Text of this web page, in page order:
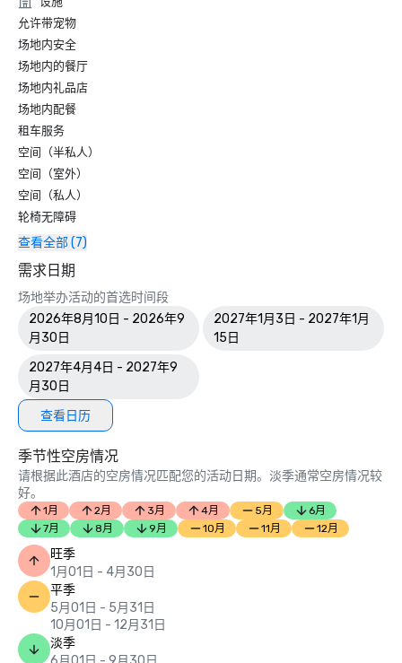
允许带宠物
场地内安全
场地内的餐厅
场地内礼品店
场地内配餐
租车服务
空间（半私人）
空间（室外）
空间（私人）
轮椅无障碍
查看全部 (7)
需求日期
场地举办活动的首选时间段
2026年8月10日 - 2026年9
月30日
2027年1月3日 - 2027年1月
15日
2027年4月4日 - 2027年9
月30日
查看日历
季节性空房情况
请根据此酒店的空房情况匹配您的活动日期。淡季通常空房情况较
好。
1月 2月 3月 4月 5月
6月
7月
8月 9月 10月 11月 12月
旺季
1月01日 - 4月30日
平季
5月01日 - 5月31日
10月01日 - 12月31日
淡季